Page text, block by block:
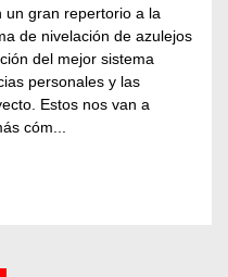
un gran repertorio a la
de nivelación de azulejos
del mejor sistema
personales y las
Estos nos van a
cóm...